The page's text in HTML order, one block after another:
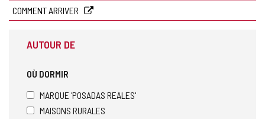
COMMENT ARRIVER
AUTOUR DE
OÙ DORMIR
MARQUE 'POSADAS REALES'
MAISONS RURALES